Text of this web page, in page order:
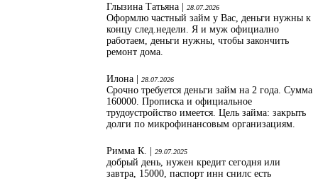
Глызина Татьяна | 28.07.2026
Оформлю частный займ у Вас, деньги нужны к
концу след.недели. Я и муж официално
работаем, деньги нужны, чтобы закончить
ремонт дома.
Илона | 28.07.2026
Срочно требуется деньги займ на 2 года. Сумма
160000. Прописка и официальное
трудоустройство имеется. Цель займа: закрыть
долги по микрофинансовым организациям.
Римма К. | 29.07.2025
добрый день, нужен кредит сегодня или
завтра, 15000, паспорт инн снилс есть